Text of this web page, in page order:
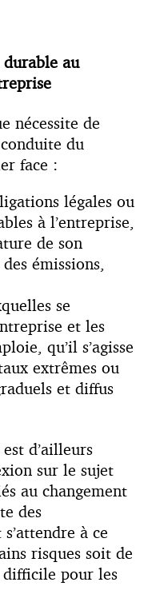
durable au
nécessite de
du
face :
légales ou
à l’entreprise,
de son
émissions,
se
et les
qu’il s’agisse
extrêmes ou
et diffus
d’ailleurs
sur le sujet
au changement
des
à ce
risques soit de
difficile pour les